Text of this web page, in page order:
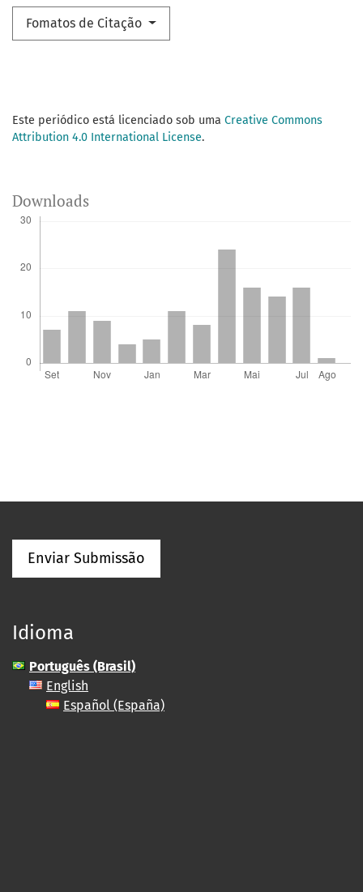
Fomatos de Citação
Este periódico está licenciado sob uma Creative Commons
Attribution 4.0 International License.
Downloads
Enviar Submissão
Idioma
Português (Brasil)
English
Español (España)